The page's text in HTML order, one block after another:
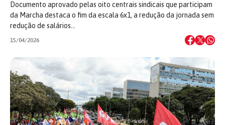
Documento aprovado pelas oito centrais sindicais que participam
da Marcha destaca o fim da escala 6x1, a redução da jornada sem
redução de salários…
15/04/2026